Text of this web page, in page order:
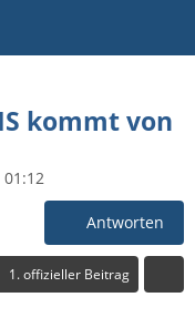
kommt von
Antworten
1. offizieller Beitrag